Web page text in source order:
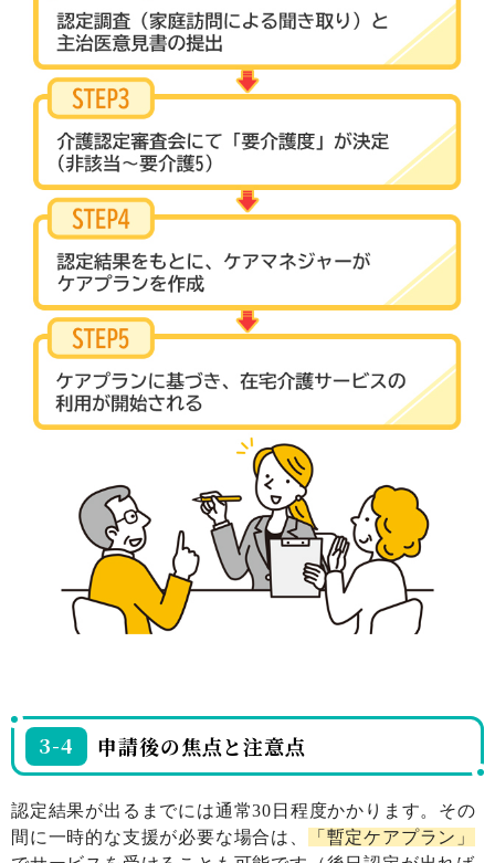
3-4 申請後の焦点と注意点
認定結果が出るまでには通常30日程度かかります。その
間に一時的な支援が必要な場合は、
「暫定ケアプラン」